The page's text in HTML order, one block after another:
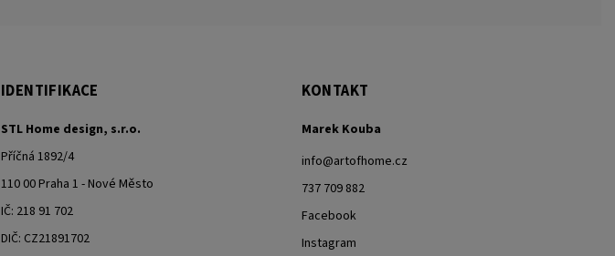
IDENTIFIKACE
STL Home design, s.r.o.
Příčná 1892/4
110 00 Praha 1 - Nové Město
IČ: 218 91 702
DIČ: CZ21891702
KONTAKT
Marek Kouba
info@artofhome.cz
737 709 882
Facebook
Instagram